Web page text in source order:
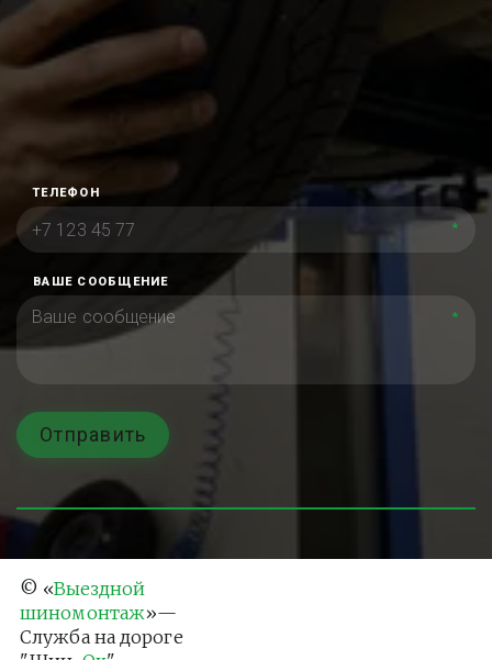
ТЕЛЕФОН
*
ВАШЕ СООБЩЕНИЕ
*
Отправить
© «Выездной
шиномонтаж»—
Служба на дороге